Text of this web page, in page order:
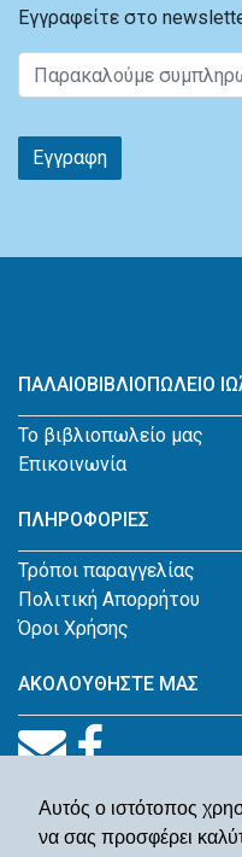
Αυτός ο ιστότοπος
να σας προσφέρει
Εγγραφείτε στο
Εγγραφη
ΠΑΛΑΙΟΒΙΒΛΙΟΠΩΛΕΙΟ
Το βιβλιοπωλείο μας
Επικοινωνία
ΠΛΗΡΟΦΟΡΙΕΣ
Τρόποι παραγγελίας
Πολιτική Απορρήτου
Όροι Χρήσης
ΑΚΟΛΟΥΘΗΣΤΕ ΜΑΣ